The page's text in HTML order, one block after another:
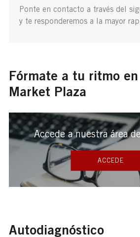
Ponte en contacto a través del
y te responderemos a la mayor
Fórmate a tu ritmo en
Market Plaza
Accede a nuestra área
ACCEDE
Autodiagnóstico